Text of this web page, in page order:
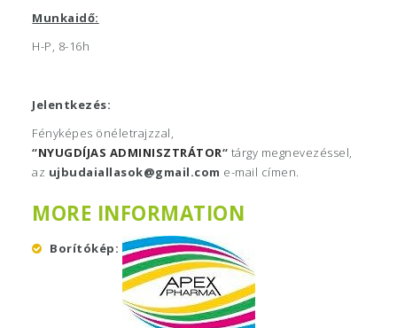
Munkaidő:
H-P, 8-16h
Jelentkezés:
Fényképes önéletrajzzal,
“NYUGDÍJAS ADMINISZTRÁTOR“ tárgy megnevezéssel,
az ujbudaiallasok@gmail.com e-mail címen.
MORE INFORMATION
Borítókép